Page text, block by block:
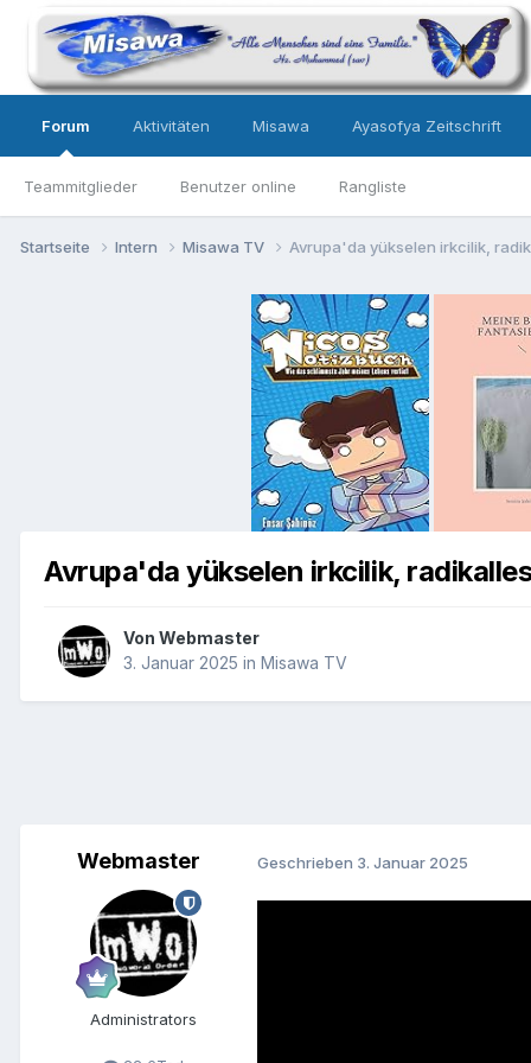
Forum
Teammitglieder Benutzer online Rangliste
Aktivitäten Misawa Ayasofya Zeitschrift
Startseite Intern Misawa TV Avrupa'da yükselen irkcilik,
Avrupa'da yükselen irkcilik,
Von Webmaster
3. Januar 2025 in Misawa TV
Webmaster
Administrators
Geschrieben 3. Januar 2025